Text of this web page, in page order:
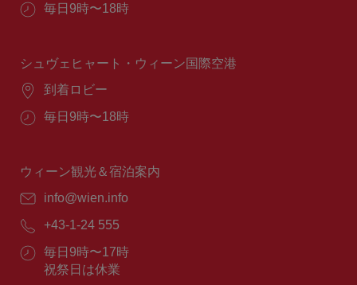
営
間：
毎日9時〜18時
シュヴェヒャート・ウィーン国際空港
場
到着ロビー
営
間：
毎日9時〜18時
ウィーン観光＆宿泊案内
E
ー
ル：
info@wien.info
電
番
号：
+43-1-24 555
営
業
毎日9時〜17時
祝祭日は休業